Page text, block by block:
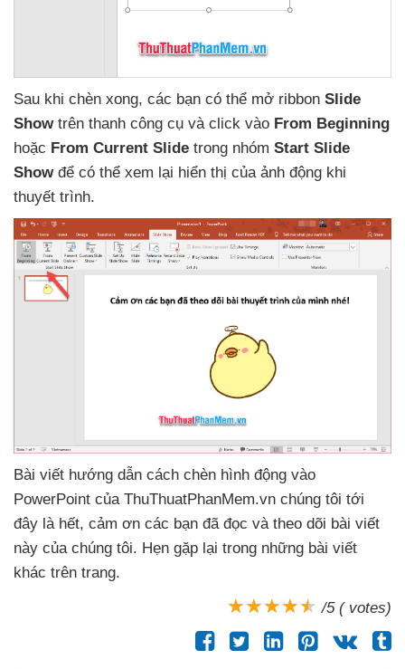
Sau khi chèn xong, các bạn có thể mở ribbon Slide
Showtrên thanh công cụ và click vào From Beginning
hoặc From Current Slide trong nhóm Start Slide
Show để có thể xem lại hiển thị của ảnh động khi
thuyết trình.
Bài viết hướng dẫn cách chèn hình động vào
PowerPoint của ThuThuatPhanMem.vn chúng tôi tới
đây là hết, cảm ơn các bạn đã đọc và theo dõi bài viết
này của chúng tôi. Hẹn gặp lại trong những bài viết
khác trên trang.
/5 ( votes)